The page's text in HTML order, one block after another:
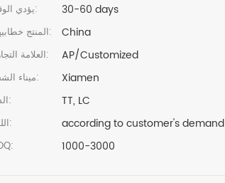
يؤدي الوقت: 30-60 days
المنتج خطابيهما: China
العلامة التجارية: AP/Customized
ميناء الشحن: Xiamen
الدفع: TT, LC
اللون: according to customer's demand
1000-3000